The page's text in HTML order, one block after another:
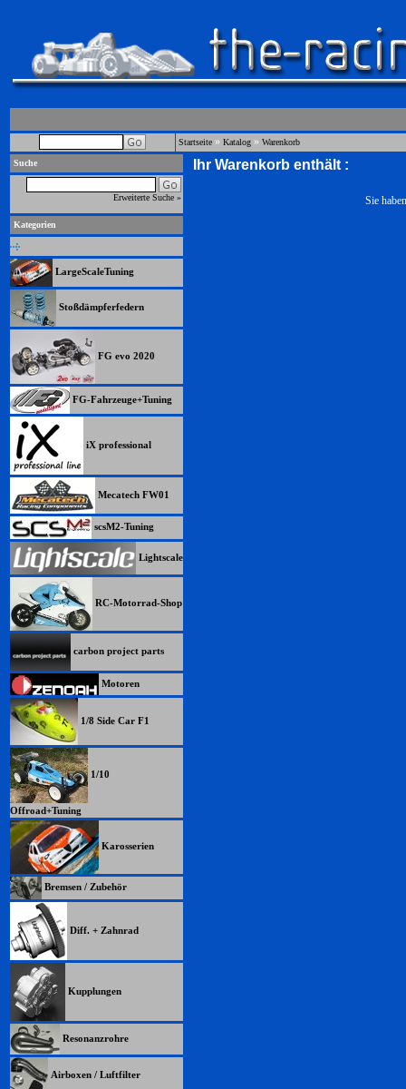
Startseite » Katalog » Warenkorb
Suche
Erweiterte Suche »
Kategorien
LargeScaleTuning
Stoßdämpferfedern
FG evo 2020
FG-Fahrzeuge+Tuning
iX professional
Mecatech FW01
scsM2-Tuning
Lightscale
RC-Motorrad-Shop
carbon project parts
Motoren
1/8 Side Car F1
1/10
Offroad+Tuning
Karosserien
Bremsen / Zubehör
Diff. + Zahnrad
Kupplungen
Resonanzrohre
Airboxen / Luftfilter
Ihr Warenkorb enthält :
Sie